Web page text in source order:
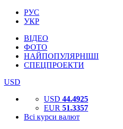
РУС
УКР
ВІДЕО
ФОТО
НАЙПОПУЛЯРНІШІ
СПЕЦПРОЕКТИ
USD
USD 44.4925
EUR 51.3357
Всі курси валют